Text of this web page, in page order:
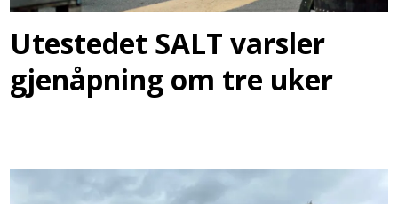
Utestedet SALT varsler
gjenåpning om tre uker